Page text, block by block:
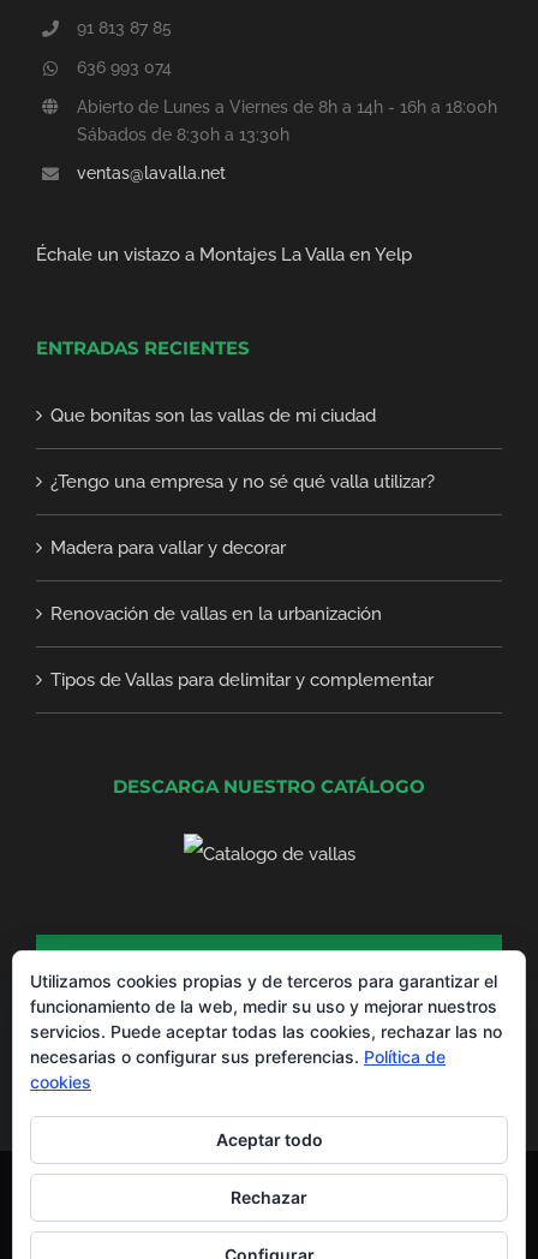
91 813 87 85
636 993 074
Abierto de Lunes a Viernes de 8h a 14h - 16h a 18:00h
Sábados de 8:30h a 13:30h
ventas@lavalla.net
Échale un vistazo a Montajes La Valla en Yelp
ENTRADAS RECIENTES
Que bonitas son las vallas de mi ciudad
¿Tengo una empresa y no sé qué valla utilizar?
Madera para vallar y decorar
Renovación de vallas en la urbanización
Tipos de Vallas para delimitar y complementar
DESCARGA NUESTRO CATÁLOGO
PRODUCTOS
Utilizamos cookies propias y de terceros para garantizar el
funcionamiento de la web, medir su uso y mejorar nuestros
servicios. Puede aceptar todas las cookies, rechazar las no
necesarias o configurar sus preferencias. Política de
cookies
Aceptar todo
Rechazar
Configurar